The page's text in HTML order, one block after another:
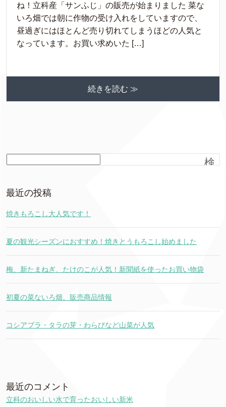
ね！立科産「サンふじ」の販売が始まりました 菜な
いろ畑では朝に作物の受け入れをしていますので、
昼過ぎにはほとんど売り切れてしまうほどの人気と
なっています。お買い求めいた […]
続きを読む ≫
検
最近の投稿
焼きもろこし大人気です！
夏の観光シーズンにおすすめ！焼きとうもろこし始めました
梅、新たまねぎ、たけのこが人気！新聞紙を使ったお買い物袋
初夏の菜ないろ畑、販売商品情報
コシアブラ・タラの芽・わらびなど山菜が人気
最近のコメント
立科のおいしい水で育ったおいしい新米